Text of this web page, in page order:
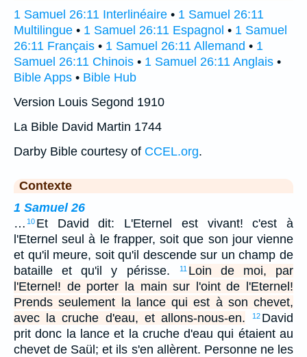
1 Samuel 26:11 Interlinéaire • 1 Samuel 26:11
Multilingue • 1 Samuel 26:11 Espagnol • 1 Samuel
26:11 Français • 1 Samuel 26:11 Allemand • 1
Samuel 26:11 Chinois • 1 Samuel 26:11 Anglais •
Bible Apps • Bible Hub
Version Louis Segond 1910
La Bible David Martin 1744
Darby Bible courtesy of CCEL.org.
Contexte
1 Samuel 26
… 10 Et David dit: L'Eternel est vivant! c'est à
l'Eternel seul à le frapper, soit que son jour vienne
et qu'il meure, soit qu'il descende sur un champ de
bataille et qu'il y périsse.
11 Loin de moi, par
l'Eternel! de porter la main sur l'oint de l'Eternel!
Prends seulement la lance qui est à son chevet,
avec la cruche d'eau, et allons-nous-en.
12 David
prit donc la lance et la cruche d'eau qui étaient au
chevet de Saül; et ils s'en allèrent. Personne ne les